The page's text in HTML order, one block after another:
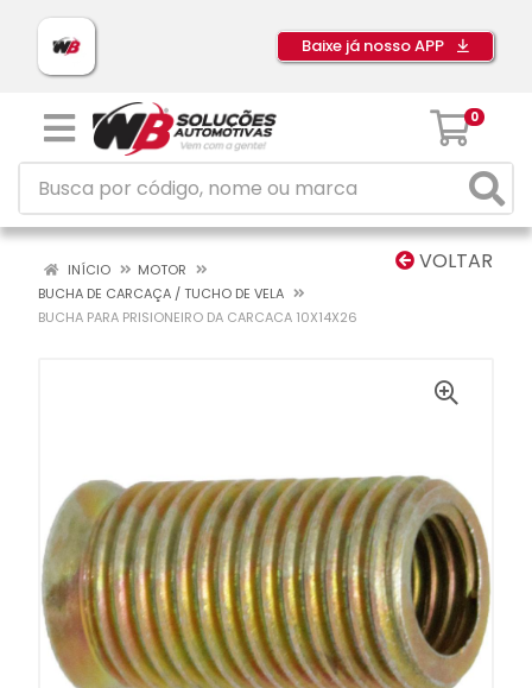
Baixe já nosso APP
0
VOLTAR
INÍCIO
MOTOR
BUCHA DE CARCAÇA / TUCHO DE VELA
BUCHA PARA PRISIONEIRO DA CARCACA 10X14X26